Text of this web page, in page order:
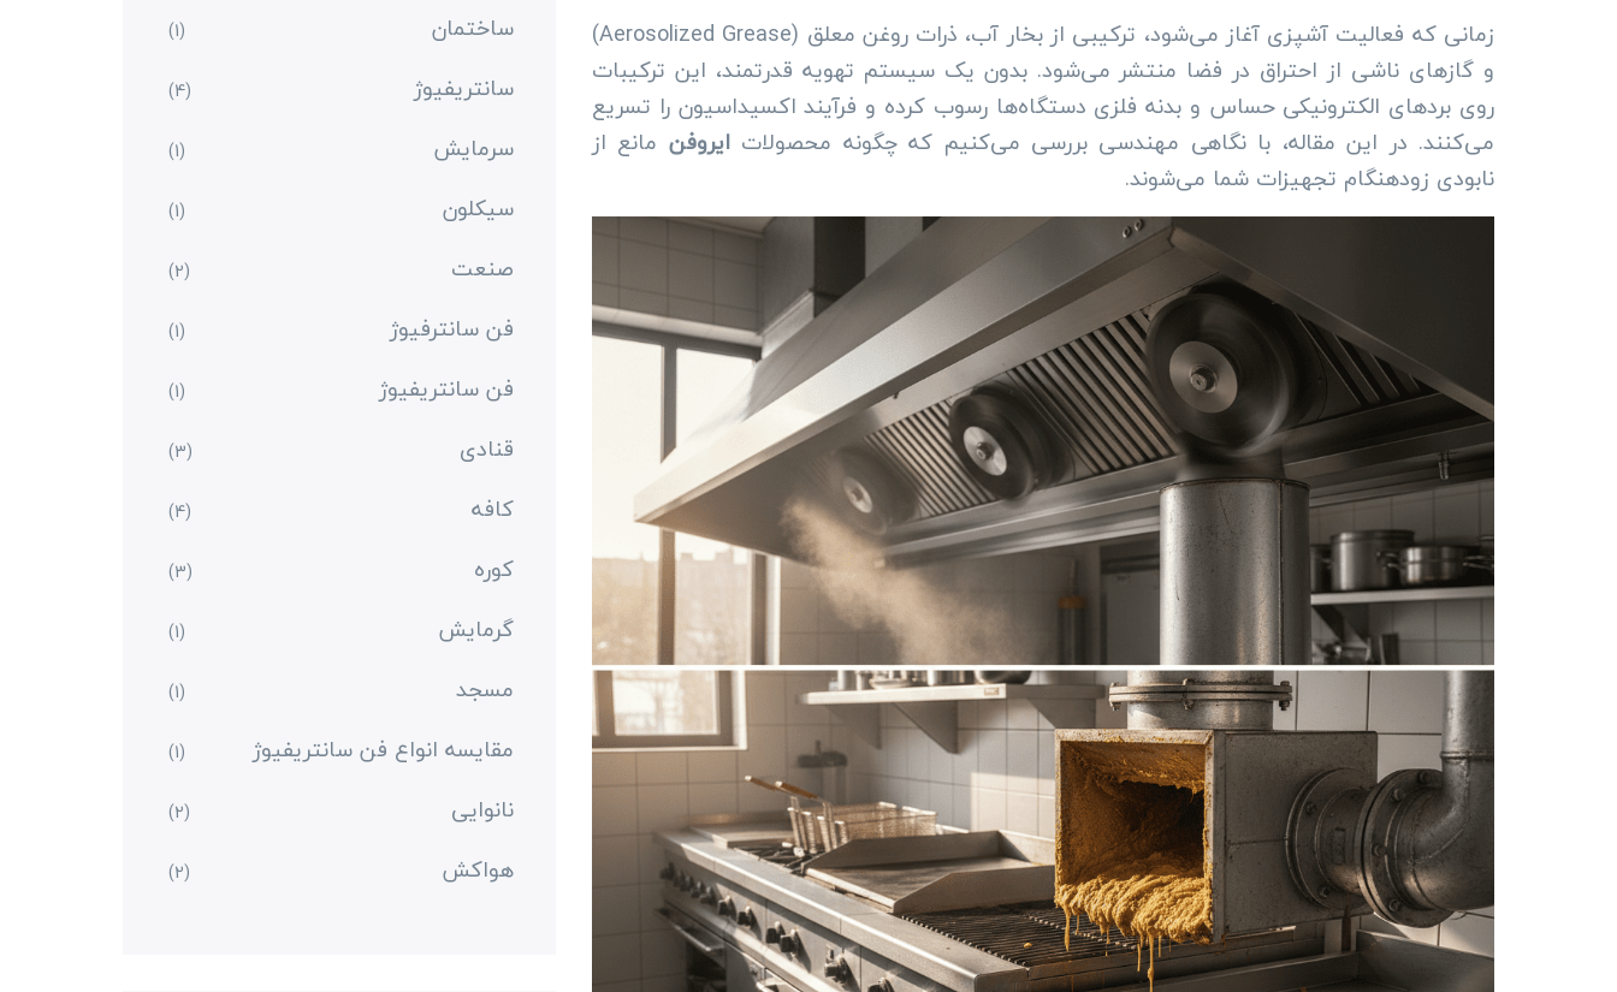
زمانی که فعالیت آشپزی آغاز می‌شود، ترکیبی از بخار آب، ذرات روغن معلق (Aerosolized Grease)
و گازهای ناشی از احتراق در فضا منتشر می‌شود. بدون یک سیستم تهویه قدرتمند، این ترکیبات
روی بردهای الکترونیکی حساس و بدنه فلزی دستگاه‌ها رسوب کرده و فرآیند اکسیداسیون را تسریع
می‌کنند. در این مقاله، با نگاهی مهندسی بررسی می‌کنیم که چگونه محصولاتایروفن مانع از
نابودی زودهنگام تجهیزات شما می‌شوند.
ساختمان (1)
سانتریفیوژ (4)
سرمایش (1)
سیکلون (1)
صنعت (2)
فن سانترفیوژ (1)
فن سانتریفیوژ (1)
قنادی (3)
کافه (4)
کوره (3)
گرمایش (1)
مسجد (1)
مقایسه انواع فن سانتریفیوژ (1)
نانوایی (2)
هواکش (2)